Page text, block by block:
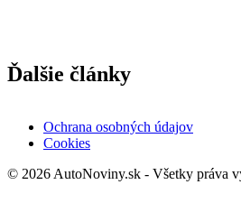
Ďalšie články
Ochrana osobných údajov
Cookies
© 2026 AutoNoviny.sk - Všetky práva